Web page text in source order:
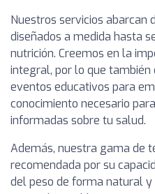
Nuestros servicios abarcan
diseñados a medida hasta
nutrición. Creemos en la
integral, por lo que
eventos educativos para
conocimiento necesario
informadas sobre tu salud.
Además, nuestra gama de
recomendada por su
del peso de forma natural